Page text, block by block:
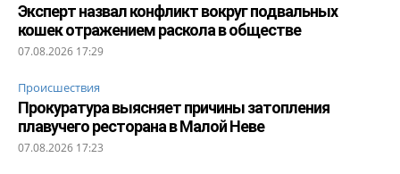
Эксперт назвал конфликт вокруг подвальных
кошек отражением раскола в обществе
07.08.2026 17:29
Происшествия
Прокуратура выясняет причины затопления
плавучего ресторана в Малой Неве
07.08.2026 17:23